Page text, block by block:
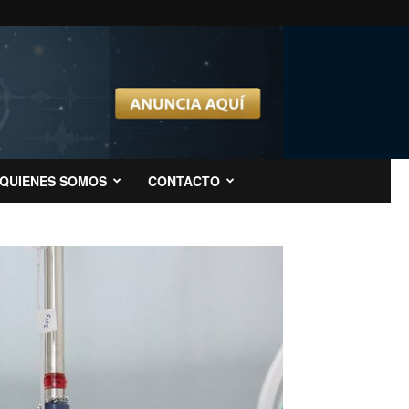
QUIENES SOMOS CONTACTO